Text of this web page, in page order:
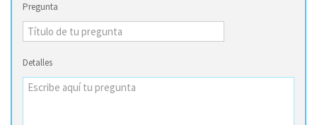
Pregunta
Detalles